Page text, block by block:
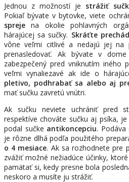
Jednou z možností je strážiť
Pokiaľ bývate v bytovke, viete
spreje na okolie pohlavných
hárajúcej sa sučky. Skráťte
vône veľmi citlivé a nedajú jej na
prenasledovať. Ak bývate v
zabezpečený pred vniknutím
veľmi vynaliezavé ak ide o
pletivo, podhrabať sa alebo aj
mať sučku zavretú vnútri.
Ak sučku neviete uchrániť pred
respektíve chováte sučku aj psíka,
podal sučke antikoncepciu.
je rôzne dlhá podľa použitého
o 4 mesiace. Ak sa rozhodnete pre
zvážiť možné nežiadúce účinky,
pamätať si, kedy presne bola
neskoro a musíte ju strážiť.